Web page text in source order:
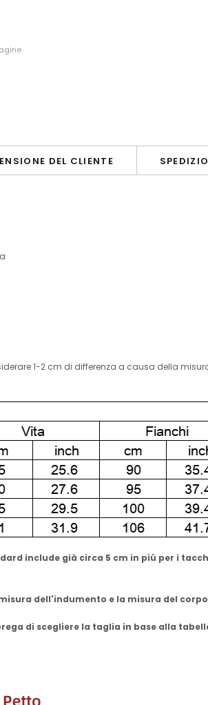
DEL CLIENTE
1-2 cm di differenza a causa della
include già circa 5 cm in più per i
dell'indumento e la misura del
di scegliere la taglia in base alla